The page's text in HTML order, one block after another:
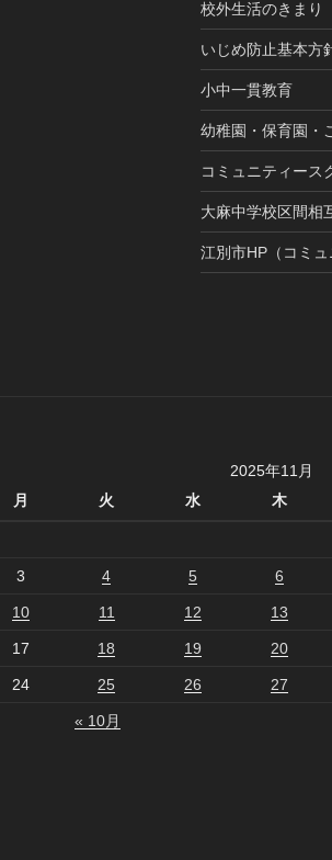
校外生活のきまり
いじめ防止基本方
小中一貫教育
幼稚園・保育園・
コミュニティース
大麻中学校区間相
江別市HP（コミュ
2025年11月
月
火 水 木
3 4 5 6
10 11 12 13
17 18 19 20
24 25 26 27
« 10月